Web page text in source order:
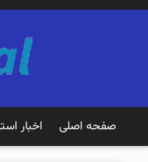
صفحه اصلی اخبار